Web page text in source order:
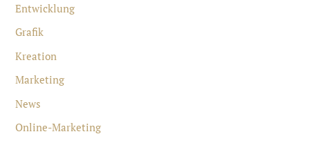
Entwicklung
Grafik
Kreation
Marketing
News
Online-Marketing